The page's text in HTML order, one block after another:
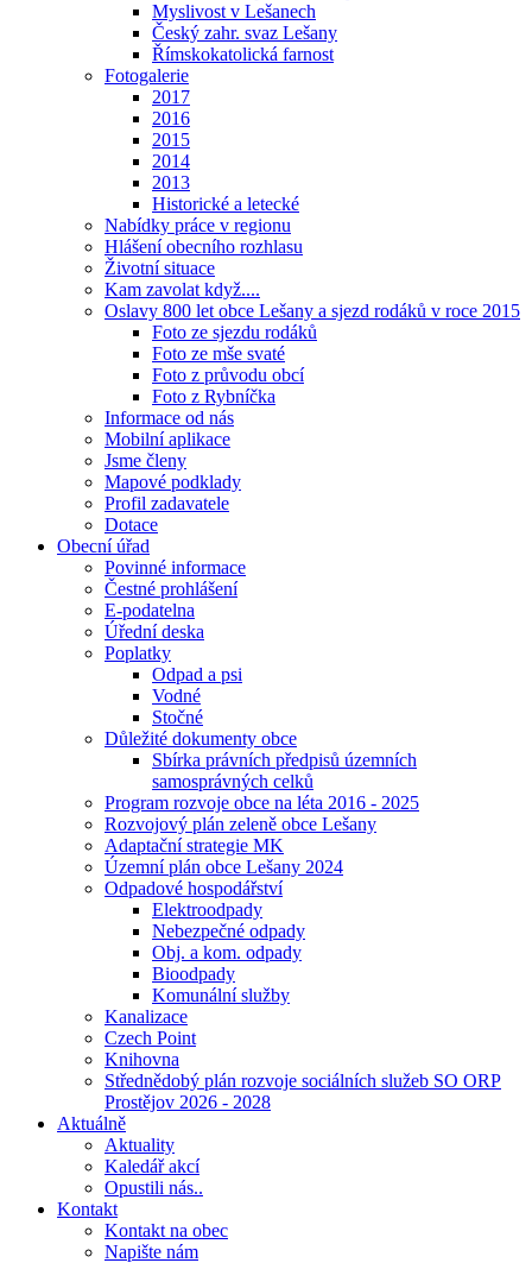
Myslivost v Lešanech
Český zahr. svaz Lešany
Římskokatolická farnost
Fotogalerie
2017
2016
2015
2014
2013
Historické a letecké
Nabídky práce v regionu
Hlášení obecního rozhlasu
Životní situace
Kam zavolat když....
Oslavy 800 let obce Lešany a sjezd rodáků v roce 2015
Foto ze sjezdu rodáků
Foto ze mše svaté
Foto z průvodu obcí
Foto z Rybníčka
Informace od nás
Mobilní aplikace
Jsme členy
Mapové podklady
Profil zadavatele
Dotace
Obecní úřad
Povinné informace
Čestné prohlášení
E-podatelna
Úřední deska
Poplatky
Odpad a psi
Vodné
Stočné
Důležité dokumenty obce
Sbírka právních předpisů územních
samosprávných celků
Program rozvoje obce na léta 2016 - 2025
Rozvojový plán zeleně obce Lešany
Adaptační strategie MK
Územní plán obce Lešany 2024
Odpadové hospodářství
Elektroodpady
Nebezpečné odpady
Obj. a kom. odpady
Bioodpady
Komunální služby
Kanalizace
Czech Point
Knihovna
Střednědobý plán rozvoje sociálních služeb SO ORP
Prostějov 2026 - 2028
Aktuálně
Aktuality
Kaledář akcí
Opustili nás..
Kontakt
Kontakt na obec
Napište nám